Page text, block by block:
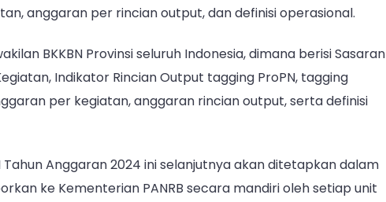
anggaran per rincian output, dan definisi operasional.
BKKBN Provinsi seluruh Indonesia, dimana berisi Sasaran
Indikator Rincian Output tagging ProPN, tagging
per kegiatan, anggaran rincian output, serta definisi
Tahun Anggaran 2024 ini selanjutnya akan ditetapkan dalam
ke Kementerian PANRB secara mandiri oleh setiap unit